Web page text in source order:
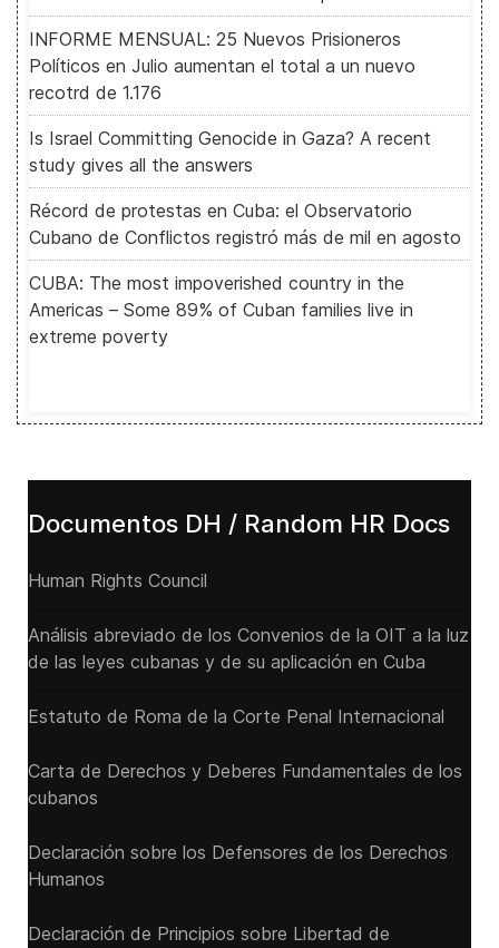
INFORME MENSUAL: 25 Nuevos Prisioneros
Políticos en Julio aumentan el total a un nuevo
recotrd de 1.176
Is Israel Committing Genocide in Gaza? A recent
study gives all the answers
Récord de protestas en Cuba: el Observatorio
Cubano de Conflictos registró más de mil en agosto
CUBA: The most impoverished country in the
Americas – Some 89% of Cuban families live in
extreme poverty
Documentos DH / Random HR Docs
Human Rights Council
Análisis abreviado de los Convenios de la OIT a la luz
de las leyes cubanas y de su aplicación en Cuba
Estatuto de Roma de la Corte Penal Internacional
Carta de Derechos y Deberes Fundamentales de los
cubanos
Declaración sobre los Defensores de los Derechos
Humanos
Declaración de Principios sobre Libertad de